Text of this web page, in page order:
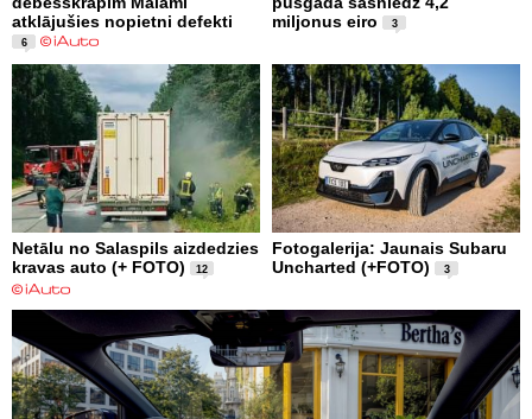
atklājušies nopietni defekti
6
miljonus eiro
3
Netālu no Salaspils aizdedzies
kravas auto (+ FOTO)
12
Fotogalerija: Jaunais Subaru
Uncharted (+FOTO)
3